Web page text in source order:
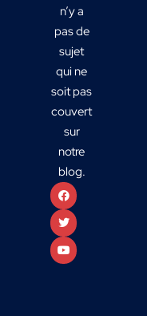
n’y a
pas de
sujet
qui ne
soit pas
couvert
sur
notre
blog.